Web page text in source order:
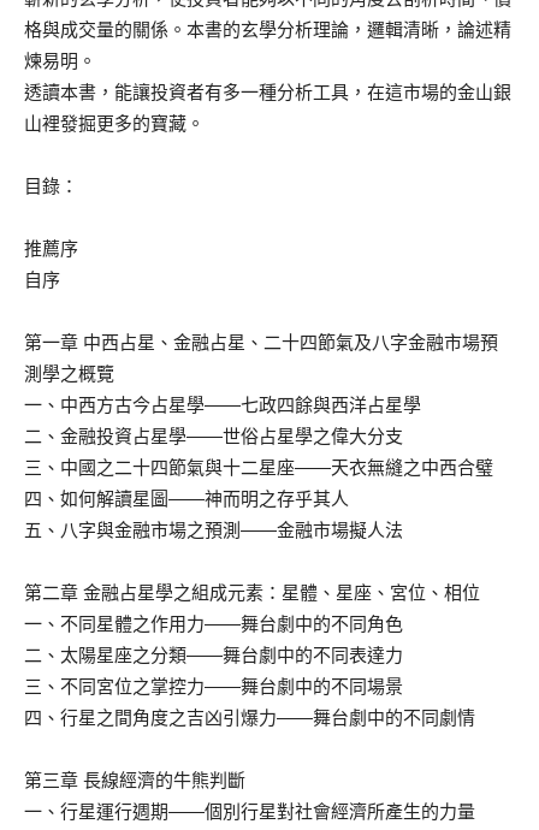
格與成交量的關係。本書的玄學分析理論，邏輯清晰，論述精
煉易明。
透讀本書，能讓投資者有多一種分析工具，在這市場的金山銀
山裡發掘更多的寶藏。
目錄：
推薦序
自序
第一章 中西占星、金融占星、二十四節氣及八字金融市場預
測學之概覽
一、中西方古今占星學——七政四餘與西洋占星學
二、金融投資占星學——世俗占星學之偉大分支
三、中國之二十四節氣與十二星座——天衣無縫之中西合璧
四、如何解讀星圖——神而明之存乎其人
五、八字與金融市場之預測——金融市場擬人法
第二章 金融占星學之組成元素：星體、星座、宮位、相位
一、不同星體之作用力——舞台劇中的不同角色
二、太陽星座之分類——舞台劇中的不同表達力
三、不同宮位之掌控力——舞台劇中的不同場景
四、行星之間角度之吉凶引爆力——舞台劇中的不同劇情
第三章 長線經濟的牛熊判斷
一、行星運行週期——個別行星對社會經濟所產生的力量